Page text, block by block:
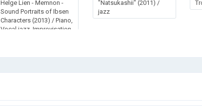
Helge Lien - Memnon -
Sound Portraits of Ibsen
Characters (2013) / Piano,
Vocal jazz, Improvisation,
"Natsukashii" (2011) /
jazz